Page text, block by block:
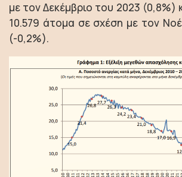
με τον Δεκέμβριο του 2023 (0,8%)
10.579 άτομα σε σχέση με τον
(-0,2%).